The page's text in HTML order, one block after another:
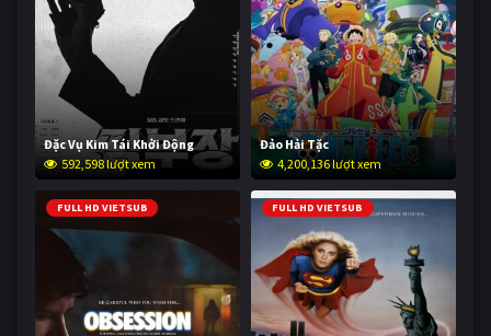
Đặc Vụ Kim Tái Khởi Động
592,598 lượt xem
Đảo Hải Tặc
4,200,136 lượt xem
FULL HD VIETSUB FULL HD VIETSUB